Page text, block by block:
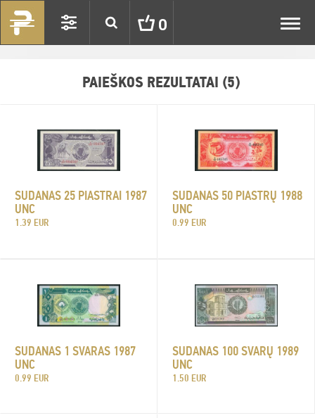
0
PAIEŠKOS REZULTATAI (5)
SUDANAS 25 PIASTRAI 1987
UNC
1.39 EUR
SUDANAS 50 PIASTRŲ 1988
UNC
0.99 EUR
SUDANAS 1 SVARAS 1987
UNC
0.99 EUR
SUDANAS 100 SVARŲ 1989
UNC
1.50 EUR